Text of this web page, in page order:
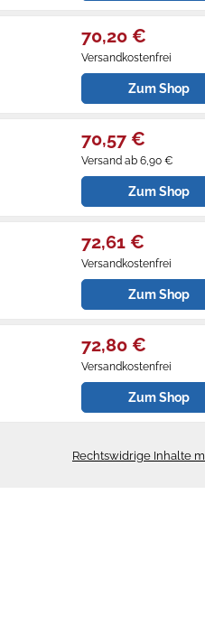
70,20 €
Versandkostenfrei
Zum Shop
70,57 €
Versand ab 6,90 €
Zum Shop
72,61 €
Versandkostenfrei
Zum Shop
72,80 €
Versandkostenfrei
Zum Shop
Rechtswidrige Inhalte